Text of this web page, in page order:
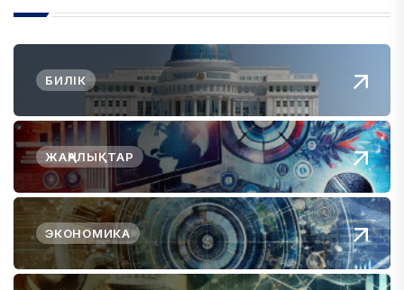
БИЛІК
ЖАҢАЛЫҚТАР
ЭКОНОМИКА